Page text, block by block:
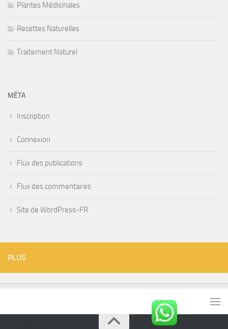
Plantes Médicinales
Recettes Naturelles
Traitement Naturel
MÉTA
Inscription
Connexion
Flux des publications
Flux des commentaires
Site de WordPress-FR
PLUS